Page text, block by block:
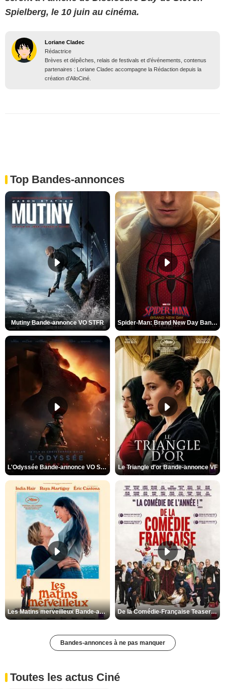
Spielberg, le 10 juin au cinéma.
Loriane Cladec
Rédactrice
Brèves et dépêches, relais de festivals et d’événements, contenus
partenaires : Loriane Cladec accompagne la Rédaction depuis la
création d’AlloCiné.
Top Bandes-annonces
Mutiny Bande-annonce VO STFR Spider-Man: Brand New Day Bande-annonce VO STFR
L'Odyssée Bande-annonce VO STFR Le Triangle d'or Bande-annonce VF
Les Matins merveilleux Bande-annonce VF De la Comédie-Française Teaser VF
Bandes-annonces à ne pas manquer
Toutes les actus Ciné